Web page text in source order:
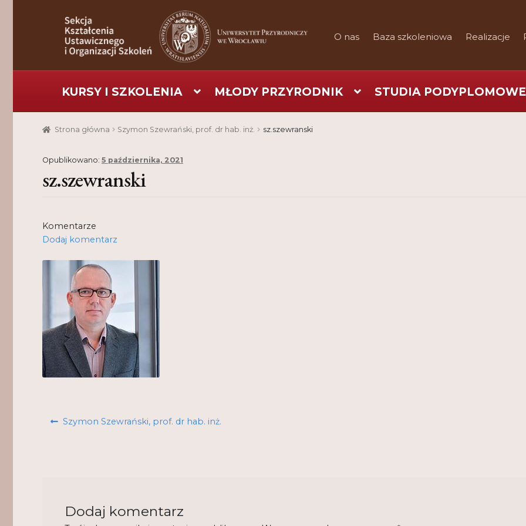
Przejdź
do
nawigacji
Przejdź
do
treści
O nas Baza szkoleniowa Realizacje
KURSY I SZKOLENIA MŁODY PRZYRODNIK STUDIA PODYPLOMOWE
Strona główna Aktualności Baza szkoleniowa Cart Checkout
Projekty
Strona główna Szymon Szewrański, prof. dr hab. inż. sz.szewranski
Opublikowano: 5 października, 2021
sz.szewranski
Komentarze
Dodaj komentarz
Nawigacja
Poprzedni
Szymon Szewrański, prof. dr hab. inż.
Dodaj komentarz